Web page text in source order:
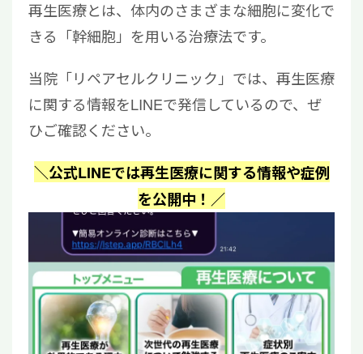
再生医療とは、体内のさまざまな細胞に変化で
きる「幹細胞」を用いる治療法です。
当院「リペアセルクリニック」では、再生医療
に関する情報をLINEで発信しているので、ぜ
ひご確認ください。
＼公式LINEでは再生医療に関する情報や症例
を公開中！／